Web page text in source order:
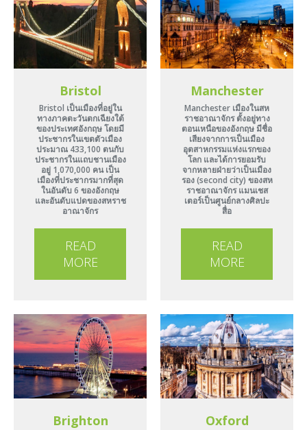
Bristol
Bristol เป็นเมืองที่อยู่ใน
ทางภาคตะวันตกเฉียงใต้
ของประเทศอังกฤษ โดยมี
ประชากรในเขตตัวเมือง
ประมาณ 433,100 ตนกับ
ประชากรในแถบชานเมือง
อยู่ 1,070,000 คน เป็น
เมืองที่ประชากรมากที่สุด
ในอันดับ 6 ของอังกฤษ
และอันดับแปดของสหราช
อาณาจักร
READ
MORE
Manchester
Manchester เมืองในสห
ราชอาณาจักร ตั้งอยู่ทาง
ตอนเหนือของอังกฤษ มีชื่อ
เสียงจากการเป็นเมือง
อุตสาหกรรมแห่งแรกของ
โลก และได้การยอมรับ
จากหลายฝ่ายว่าเป็นเมือง
รอง (second city) ของสห
ราชอาณาจักร แมนเชส
เตอร์เป็นศูนย์กลางศิลปะ
สื่อ
READ
MORE
Brighton Oxford